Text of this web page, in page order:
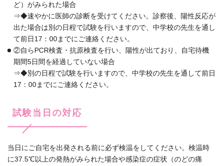
ど）がみられた場合
⇒◆速やかに医師の診断を受けてください。診察後、陽性反応が
出た場合は別の日程で試験を行いますので、中学校の先生を通し
て前日17：00までにご連絡ください。
②自らPCR検査・抗原検査を行い、陽性が出ており、自宅待機
期間5日間を経過していない場合
⇒◆別の日程で試験を行いますので、中学校の先生を通して前日
17：00までにご連絡ください。
試験当日の対応
当日にご自宅を出発される前に必ず検温をしてください。検温時
に37.5℃以上の発熱がみられた場合や感染症の症状（のどの痛